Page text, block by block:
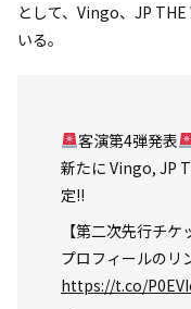
として、Vingo、JP THE
いる。
客演第4弾発表
新たに Vingo, JP
定!!
【第二次先行チケ
プロフィールのリ
https://t.co/